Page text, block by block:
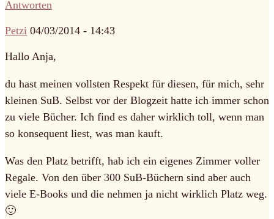
Antworten
Petzi 04/03/2014 - 14:43
Hallo Anja,
du hast meinen vollsten Respekt für diesen, für mich, sehr
kleinen SuB. Selbst vor der Blogzeit hatte ich immer schon
zu viele Bücher. Ich find es daher wirklich toll, wenn man
so konsequent liest, was man kauft.
Was den Platz betrifft, hab ich ein eigenes Zimmer voller
Regale. Von den über 300 SuB-Büchern sind aber auch
viele E-Books und die nehmen ja nicht wirklich Platz weg.
🙂